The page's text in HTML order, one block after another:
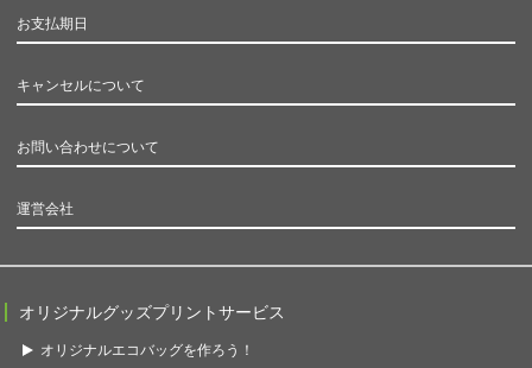
お支払期日
キャンセルについて
お問い合わせについて
運営会社
オリジナルグッズプリントサービス
オリジナルエコバッグを作ろう！